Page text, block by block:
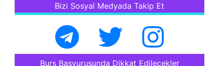
Bizi Sosyal Medyada Takip Et
Burs Başvurusunda Dikkat Edilecekler